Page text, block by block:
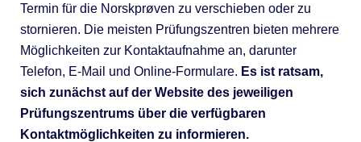
Termin für die Norskprøven zu verschieben oder zu
stornieren. Die meisten Prüfungszentren bieten mehrere
Möglichkeiten zur Kontaktaufnahme an, darunter
Telefon, E-Mail und Online-Formulare. Es ist ratsam,
sich zunächst auf der Website des jeweiligen
Prüfungszentrums über die verfügbaren
Kontaktmöglichkeiten zu informieren.